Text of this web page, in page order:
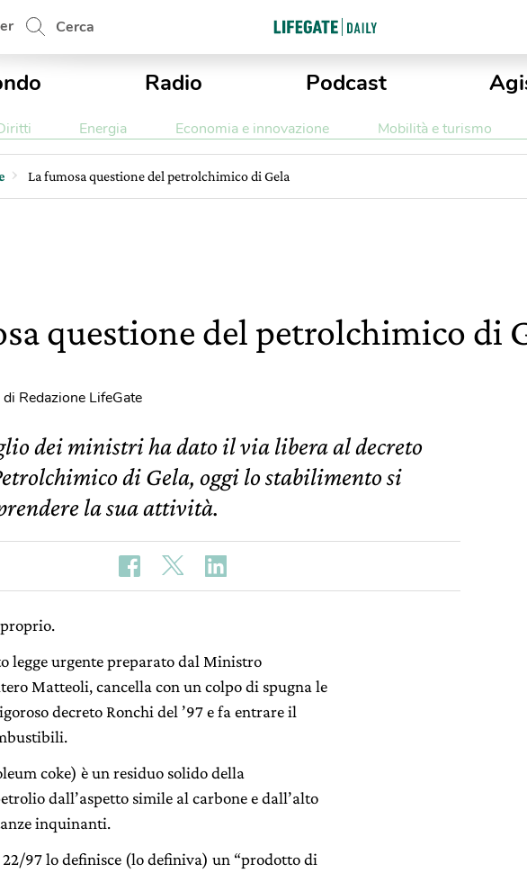
Cerca
Radio Podcast
Energia Economia e innovazione Mobilità e turismo
La fumosa questione del petrolchimico di Gela
questione del petrolchimico di
di Redazione LifeGate
dei ministri ha dato il via libera al decreto
di Gela, oggi lo stabilimento si
la sua attività.
legge urgente preparato dal Ministro
Matteoli, cancella con un colpo di spugna le
decreto Ronchi del ’97 e fa entrare il
coke) è un residuo solido della
dall’aspetto simile al carbone e dall’alto
inquinanti.
97 lo definisce (lo definiva) un “prodotto di